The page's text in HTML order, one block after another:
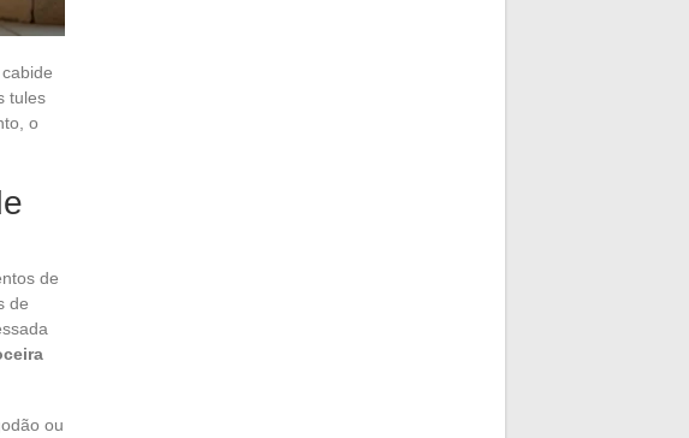
tules
o
de
de
ou